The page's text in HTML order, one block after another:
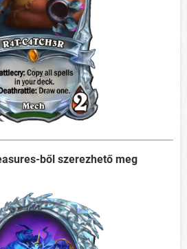
ből szerezhető meg